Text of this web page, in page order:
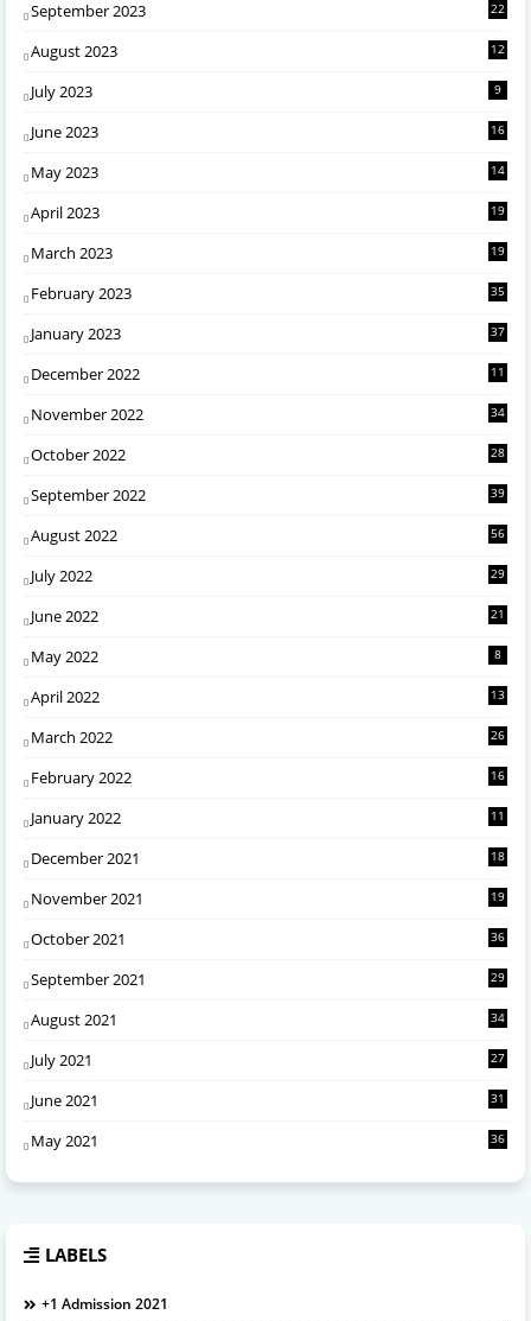
September 2023 22
August 2023 12
July 2023 9
June 2023 16
May 2023 14
April 2023 19
March 2023 19
February 2023 35
January 2023 37
December 2022 11
November 2022 34
October 2022 28
September 2022 39
August 2022 56
July 2022 29
June 2022 21
May 2022 8
April 2022 13
March 2022 26
February 2022 16
January 2022 11
December 2021 18
November 2021 19
October 2021 36
September 2021 29
August 2021 34
July 2021 27
June 2021 31
May 2021 36
LABELS
+1 Admission 2021